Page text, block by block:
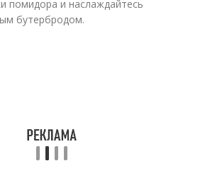
помидора и наслаждайтесь
бутербродом.